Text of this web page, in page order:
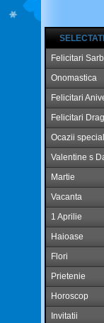
Felicitari
Onomastica
Felicitari
Felicitari
Ocazii
Valentine s
Martie
Vacanta
1 Aprilie
Haioase
Flori
Prietenie
Horoscop
Invitatii